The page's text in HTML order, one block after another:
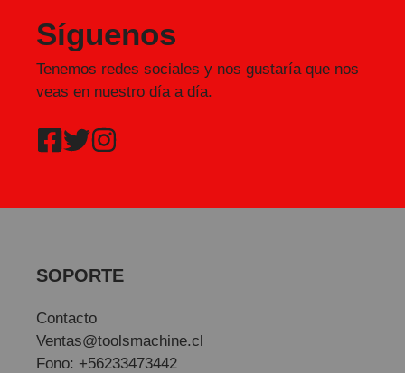
Síguenos
Tenemos redes sociales y nos gustaría que nos
veas en nuestro día a día.
SOPORTE
Contacto
Ventas@toolsmachine.cl
Fono: +56233473442